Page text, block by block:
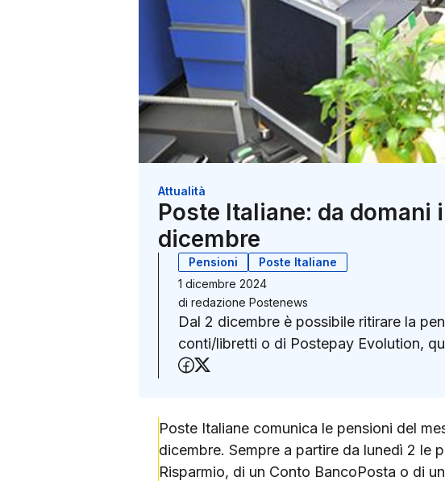
Attualità
Poste Italiane: da domani
dicembre
Pensioni
Poste Italiane
1 dicembre 2024
di redazione Postenews
Dal 2 dicembre è possibile ritirare la
conti/libretti o di Postepay Evolution,
Condividi su Facebook
Poste Italiane comunica le pensioni del
dicembre. Sempre a partire da lunedì 2 le
Risparmio, di un Conto BancoPosta o di